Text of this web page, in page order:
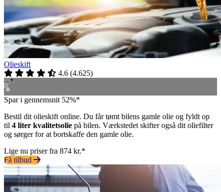
Olieskift
4.6 (4.625)
Spar i gennemsnit 52%*
Bestil dit olieskift online. Du får tømt bilens gamle olie og fyldt op
til 4 liter kvalitetsolie på bilen. Værkstedet skifter også dit oliefilter
og sørger for at bortskaffe den gamle olie.
Lige nu priser fra 874 kr.*
Få tilbud